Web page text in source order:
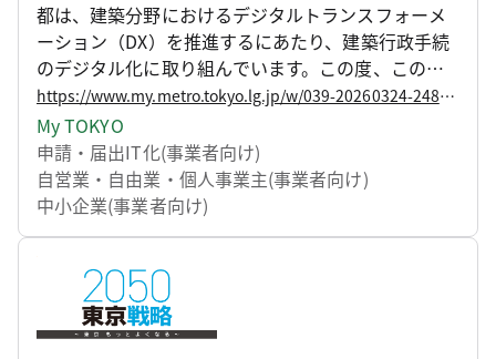
都は、建築分野におけるデジタルトランスフォーメ
ーション（DX）を推進するにあたり、建築行政手続
のデジタル化に取り組んでいます。この度、この取
組の一環として、都が所管する建築基準法第12条に
基づく定期報告について、「東京都定期調査・検査
報告電子システム（以下、「電子システム」とい
う。）」による受付を開始します。
https://www.my.metro.tokyo.lg.jp/w/039-20260324-248681796
My TOKYO
申請・届出IT化(事業者向け)
自営業・自由業・個人事業主(事業者向け)
中小企業(事業者向け)